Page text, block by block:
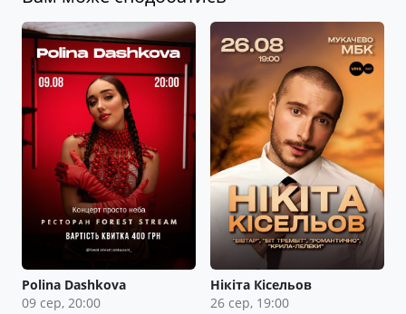
Polina Dashkova
09 сер, 20:00
Нікіта Кісельов
26 сер, 19:00